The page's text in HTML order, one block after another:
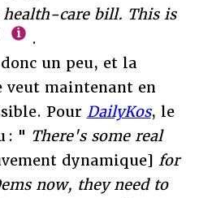
health-care bill. This is
.
un peu, et la
veut maintenant en
Pour DailyKos, le
: " There's some real
dynamique] for
now, they need to